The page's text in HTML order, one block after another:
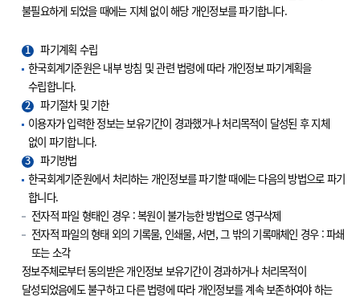
불필요하게 되었을 때에는 지체 없이 해당 개인정보를 파기합니다.
1
파기계획 수립
한국회계기준원은 내부 방침 및 관련 법령에 따라 개인정보 파기계획을
수립합니다.
2
파기절차 및 기한
이용자가 입력한 정보는 보유기간이 경과했거나 처리목적이 달성된 후 지체
없이 파기합니다.
3
파기방법
한국회계기준원에서 처리하는 개인정보를 파기할 때에는 다음의 방법으로 파기
합니다.
전자적 파일 형태인 경우 : 복원이 불가능한 방법으로 영구삭제
전자적 파일의 형태 외의 기록물, 인쇄물, 서면, 그 밖의 기록매체인 경우 : 파쇄
또는 소각
정보주체로부터 동의받은 개인정보 보유기간이 경과하거나 처리목적이
달성되었음에도 불구하고 다른 법령에 따라 개인정보를 계속 보존하여야 하는